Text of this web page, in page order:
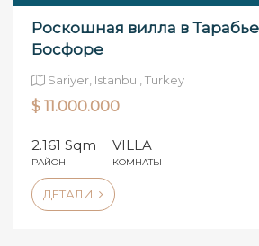
Роскошная вилла в
Босфоре
Sariyer, Istanbul, Turkey
$ 11.000.000
2.161 Sqm
РАЙОН
VILLA
КОМНАТЫ
ДЕТАЛИ